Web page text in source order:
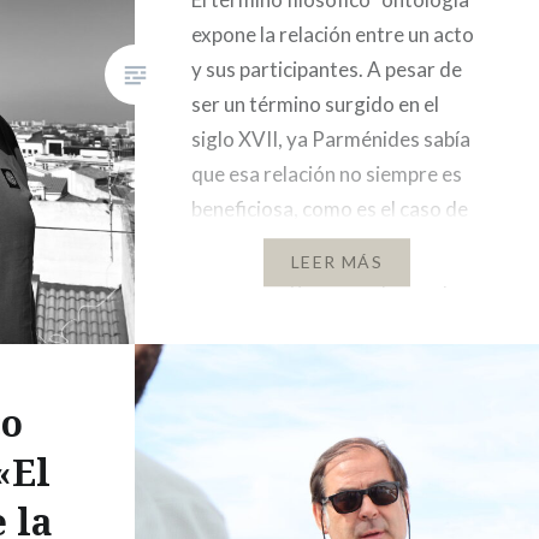
expone la relación entre un acto
y sus participantes. A pesar de
ser un término surgido en el
siglo XVII, ya Parménides sabía
que esa relación no siempre es
beneficiosa, como es el caso de
las instituciones y nuestro
decida perderse por…
LEER MÁS
la